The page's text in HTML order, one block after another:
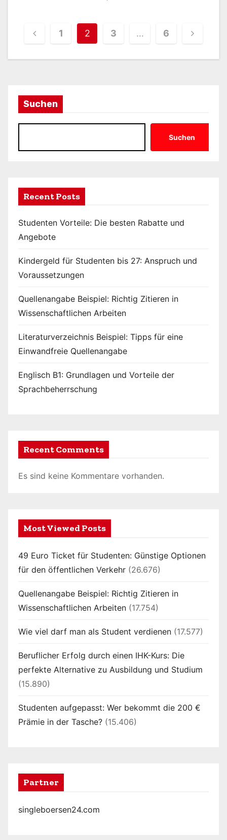
t
e
n
m
m
e
r
i
e
r
u
n
g
d
r
B
e
t
r
ä
e
1 2 3 … 6
Suchen
Suchen
Recent Posts
Studenten Vorteile: Die besten Rabatte und
Angebote
Kindergeld für Studenten bis 27: Anspruch und
Voraussetzungen
Quellenangabe Beispiel: Richtig Zitieren in
Wissenschaftlichen Arbeiten
Literaturverzeichnis Beispiel: Tipps für eine
Einwandfreie Quellenangabe
Englisch B1: Grundlagen und Vorteile der
Sprachbeherrschung
Recent Comments
Es sind keine Kommentare vorhanden.
Most Viewed Posts
49 Euro Ticket für Studenten: Günstige Optionen
für den öffentlichen Verkehr (26.676)
Quellenangabe Beispiel: Richtig Zitieren in
Wissenschaftlichen Arbeiten (17.754)
Wie viel darf man als Student verdienen (17.577)
Beruflicher Erfolg durch einen IHK-Kurs: Die
perfekte Alternative zu Ausbildung und Studium
(15.890)
Studenten aufgepasst: Wer bekommt die 200 €
Prämie in der Tasche? (15.406)
Partner
singleboersen24.com